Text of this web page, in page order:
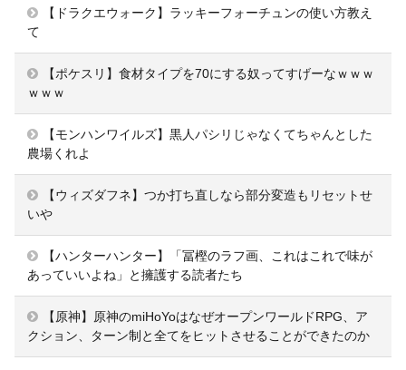
【ドラクエウォーク】ラッキーフォーチュンの使い方教え
て
【ポケスリ】食材タイプを70にする奴ってすげーなｗｗｗ
ｗｗｗ
【モンハンワイルズ】黒人パシリじゃなくてちゃんとした
農場くれよ
【ウィズダフネ】つか打ち直しなら部分変造もリセットせ
いや
【ハンターハンター】「冨樫のラフ画、これはこれで味が
あっていいよね」と擁護する読者たち
【原神】原神のmiHoYoはなぜオープンワールドRPG、ア
クション、ターン制と全てをヒットさせることができたのか